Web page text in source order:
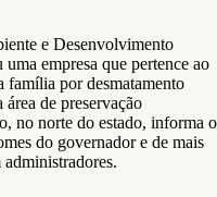
e Desenvolvimento
empresa que pertence ao
família por desmatamento
de preservação
no norte do estado, informa o
do governador e de mais